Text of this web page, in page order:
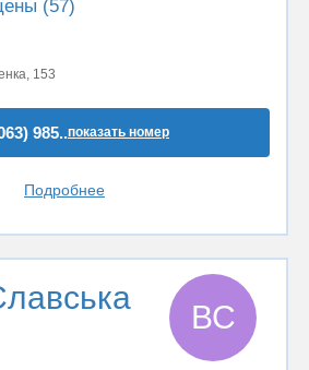
(57)
153
985..показать номер
Подробнее
ВС